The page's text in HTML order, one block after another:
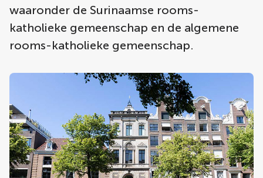
waaronder de Surinaamse rooms-
katholieke gemeenschap en de algemene
rooms-katholieke gemeenschap.